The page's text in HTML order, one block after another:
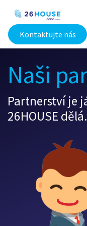
Kontaktujte nás
Naši
Partnerství je
26HOUSE dělá.